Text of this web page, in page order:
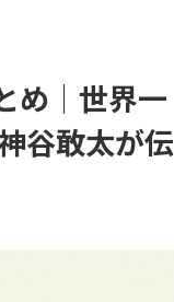
め｜世界一
谷敢太が伝